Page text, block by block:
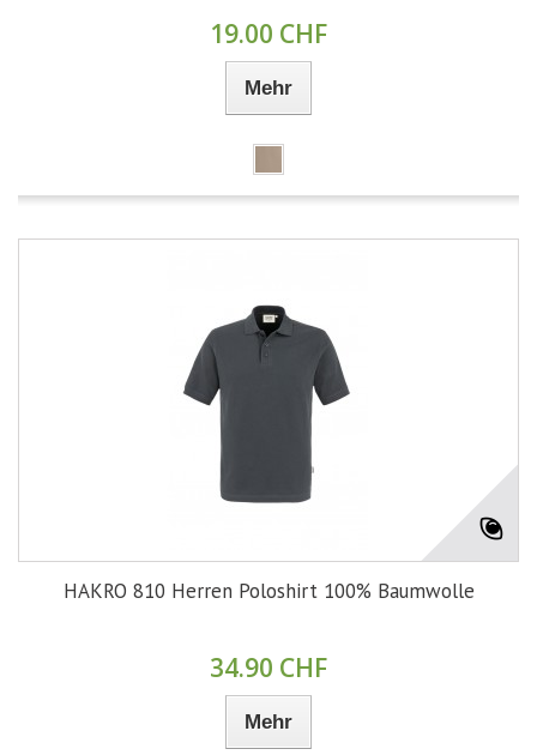
19.00 CHF
Mehr
HAKRO 810 Herren Poloshirt 100% Baumwolle
34.90 CHF
Mehr